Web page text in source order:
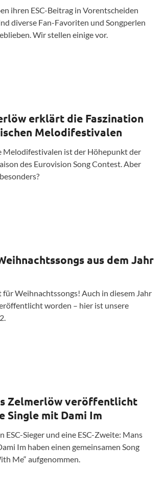
ihren ESC-Beitrag in Vorentscheiden
diverse Fan-Favoriten und Songperlen
Wir stellen einige vor.
erklärt die Faszination
Melodifestivalen
Melodifestivalen ist der Höhepunkt der
des Eurovision Song Contest. Aber
aus dem Jahr
für Weihnachtssongs! Auch in diesem Jahr
worden – hier ist unsere
Zelmerlöw veröffentlicht
Single mit Dami Im
ESC-Sieger und eine ESC-Zweite: Mans
Im haben einen gemeinsamen Song
Me“ aufgenommen.